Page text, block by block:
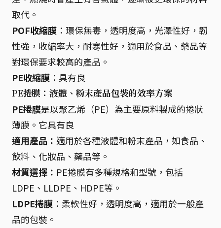
取代。
POF收縮膜 ：環保無毒，透明度高，光澤性好，韌
性強，收縮率大，耐寒性好，適用於食品、藥品等
對環保要求較高的產品。
PE收縮膜 ：具有良
PE捲膜：液體、粉末產品包裝的效率方案
PE捲膜是以聚乙烯（PE）為主要原料製成的捲狀
薄膜。它具有良
適用產品： 適用於各種液體和粉末產品，如食品、
飲料、化妝品、藥品等。
材質選擇： PE捲膜有多種規格和型號，包括
LDPE、LLDPE、HDPE等。
LDPE捲膜 ：柔軟性好，透明度高，適用於一般產
品的包裝。